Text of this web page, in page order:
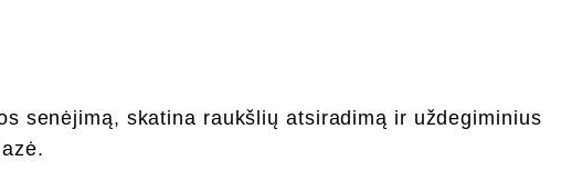
senėjimą, skatina raukšlių atsiradimą ir uždegiminius